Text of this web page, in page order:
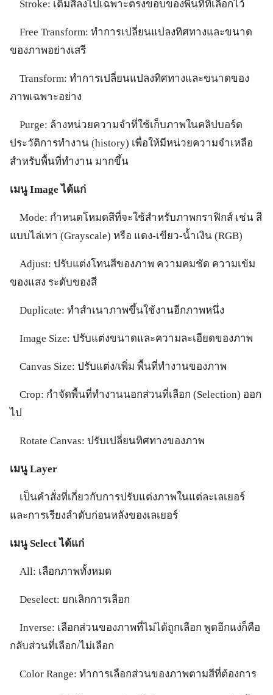
Stroke: เติมสีลงไปเฉพาะตรงขอบของพื้นที่ที่เลือกไว้
Free Transform: ทำการเปลี่ยนแปลงทิศทางและขนาด
ของภาพอย่างเสรี
Transform: ทำการเปลี่ยนแปลงทิศทางและขนาดของ
ภาพเฉพาะอย่าง
Purge: ล้างหน่วยความจำที่ใช้เก็บภาพในคลิปบอร์ด
ประวัติการทำงาน (history) เพื่อให้มีหน่วยความจำเหลือ
สำหรับพื้นที่ทำงาน มากขึ้น
เมนู Image ได้แก่
Mode: กำหนดโหมดสีที่จะใช้สำหรับภาพกราฟิกส์ เช่น สี
แบบไล่เทา (Grayscale) หรือ แดง-เขียว-น้ำเงิน (RGB)
Adjust: ปรับแต่งโทนสีของภาพ ความคมชัด ความเข้ม
ของแสง ระดับของสี
Duplicate: ทำสำเนาภาพขึ้นใช้งานอีกภาพหนึ่ง
Image Size: ปรับแต่งขนาดและความละเอียดของภาพ
Canvas Size: ปรับแต่ง/เพิ่ม พื้นที่ทำงานของภาพ
Crop: กำจัดพื้นที่ทำงานนอกส่วนที่เลือก (Selection) ออก
ไป
Rotate Canvas: ปรับเปลี่ยนทิศทางของภาพ
เมนู Layer
เป็นคำสั่งที่เกี่ยวกับการปรับแต่งภาพในแต่ละเลเยอร์
และการเรียงลำดับก่อนหลังของเลเยอร์
เมนู Select ได้แก่
All: เลือกภาพทั้งหมด
Deselect: ยกเลิกการเลือก
Inverse: เลือกส่วนของภาพที่ไม่ได้ถูกเลือก พูดอีกแง่ก็คือ
กลับส่วนที่เลือก/ไม่เลือก
Color Range: ทำการเลือกส่วนของภาพตามสีที่ต้องการ